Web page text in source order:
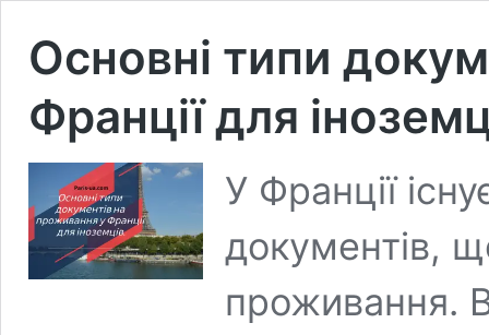
Основні типи
Франції для
У Франції
документів,
проживання.